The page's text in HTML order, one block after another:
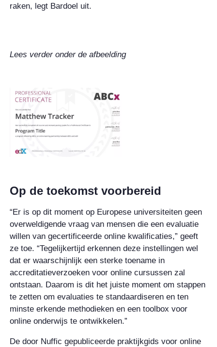
raken, legt Bardoel uit.
Lees verder onder de afbeelding
Op de toekomst voorbereid
“Er is op dit moment op Europese universiteiten geen
overweldigende vraag van mensen die een evaluatie
willen van gecertificeerde online kwalificaties,” geeft
ze toe. “Tegelijkertijd erkennen deze instellingen wel
dat er waarschijnlijk een sterke toename in
accreditatieverzoeken voor online cursussen zal
ontstaan. Daarom is dit het juiste moment om stappen
te zetten om evaluaties te standaardiseren en ten
minste erkende methodieken en een toolbox voor
online onderwijs te ontwikkelen.”
De door Nuffic gepubliceerde praktijkgids voor online